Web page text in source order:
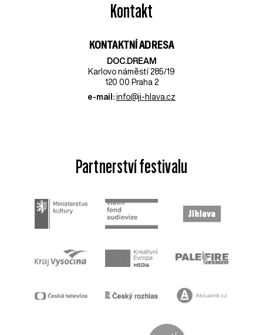
Kontakt
KONTAKTNÍ ADRESA
DOC.DREAM​
Karlovo náměstí 285/19
120 00 Praha 2
e-mail: info@ji-hlava.cz
Partnerství festivalu